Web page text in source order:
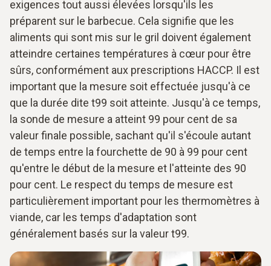
exigences tout aussi élevées lorsqu'ils les
préparent sur le barbecue. Cela signifie que les
aliments qui sont mis sur le gril doivent également
atteindre certaines températures à cœur pour être
sûrs, conformément aux prescriptions HACCP. Il est
important que la mesure soit effectuée jusqu'à ce
que la durée dite t99 soit atteinte. Jusqu'à ce temps,
la sonde de mesure a atteint 99 pour cent de sa
valeur finale possible, sachant qu'il s'écoule autant
de temps entre la fourchette de 90 à 99 pour cent
qu'entre le début de la mesure et l'atteinte des 90
pour cent. Le respect du temps de mesure est
particulièrement important pour les thermomètres à
viande, car les temps d'adaptation sont
généralement basés sur la valeur t99.